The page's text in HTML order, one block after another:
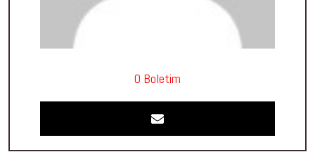
O Boletim